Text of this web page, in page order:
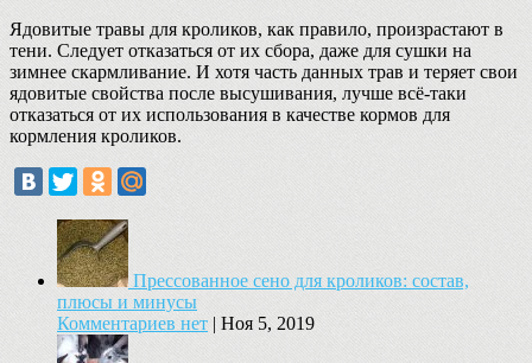
Ядовитые травы для кроликов, как правило, произрастают в
тени. Следует отказаться от их сбора, даже для сушки на
зимнее скармливание. И хотя часть данных трав и теряет свои
ядовитые свойства после высушивания, лучше всё-таки
отказаться от их использования в качестве кормов для
кормления кроликов.
Прессованное сено для кроликов: состав,
плюсы и минусы
Комментариев нет | Ноя 5, 2019